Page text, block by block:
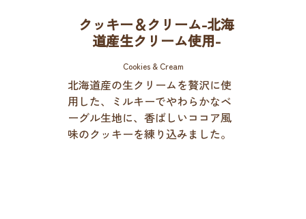
クッキー＆クリーム-北海
道産生クリーム使用-
Cookies & Cream
北海道産の生クリームを贅沢に使
用した、ミルキーでやわらかなベ
ーグル生地に、香ばしいココア風
味のクッキーを練り込みました。